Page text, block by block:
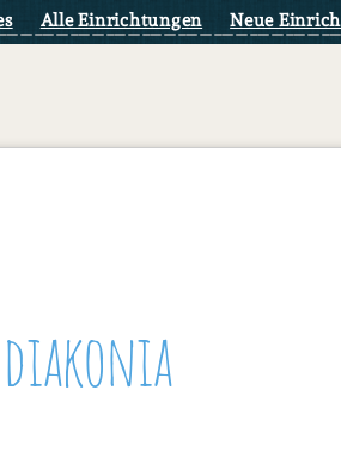
Alle Einrichtungen Neue